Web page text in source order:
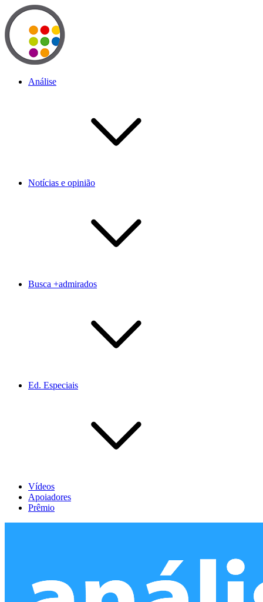
Análise
Notícias e opinião
Busca +admirados
Ed. Especiais
Vídeos
Apoiadores
Prêmio